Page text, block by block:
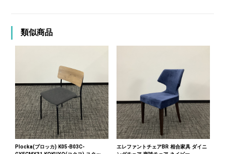
類似商品
Plocka(プロッカ) K05-B03C-
エレファントチェアBR 相合家具 ダイニ